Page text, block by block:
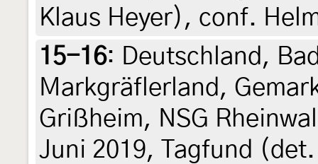
Klaus Heyer), conf.
15-16: Deutschland,
Markgräflerland,
Grißheim, NSG
Juni 2019, Tagfund